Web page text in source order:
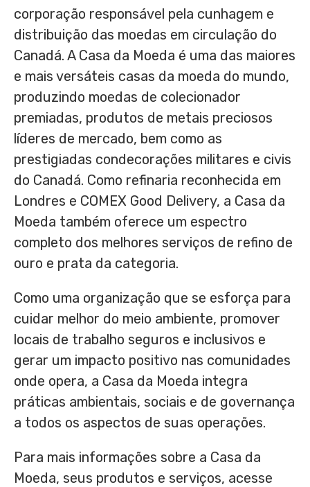
corporação responsável pela cunhagem e
distribuição das moedas em circulação do
Canadá. A Casa da Moeda é uma das maiores
e mais versáteis casas da moeda do mundo,
produzindo moedas de colecionador
premiadas, produtos de metais preciosos
líderes de mercado, bem como as
prestigiadas condecorações militares e civis
do Canadá. Como refinaria reconhecida em
Londres e COMEX Good Delivery, a Casa da
Moeda também oferece um espectro
completo dos melhores serviços de refino de
ouro e prata da categoria.
Como uma organização que se esforça para
cuidar melhor do meio ambiente, promover
locais de trabalho seguros e inclusivos e
gerar um impacto positivo nas comunidades
onde opera, a Casa da Moeda integra
práticas ambientais, sociais e de governança
a todos os aspectos de suas operações.
Para mais informações sobre a Casa da
Moeda, seus produtos e serviços, acesse